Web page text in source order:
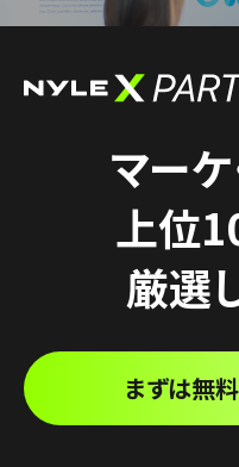
マー
上位
厳選
まずは無